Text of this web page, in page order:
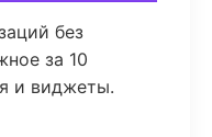
без
за 10
и виджеты.